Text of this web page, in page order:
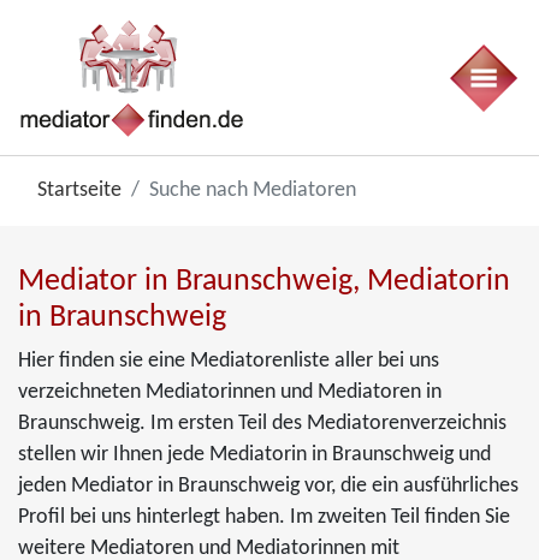
Startseite Suche nach Mediatoren
Mediator in Braunschweig, Mediatorin
in Braunschweig
Hier finden sie eine Mediatorenliste aller bei uns
verzeichneten Mediatorinnen und Mediatoren in
Braunschweig. Im ersten Teil des Mediatorenverzeichnis
stellen wir Ihnen jede Mediatorin in Braunschweig und
jeden Mediator in Braunschweig vor, die ein ausführliches
Profil bei uns hinterlegt haben. Im zweiten Teil finden Sie
weitere Mediatoren und Mediatorinnen mit